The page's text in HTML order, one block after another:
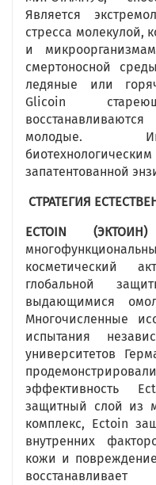
Является
стресса молекулой,
и
смертоносной
ледяные или
Glicoin
молодые.
запатентованной
СТРАТЕГИЯ
ECTOIN
(ЭКТОИН)
косметический
глобальной
выдающимися
Многочисленные
испытания
университетов
эффективность
защитный слой из
комплекс, Ectoin
внутренних
кожи и